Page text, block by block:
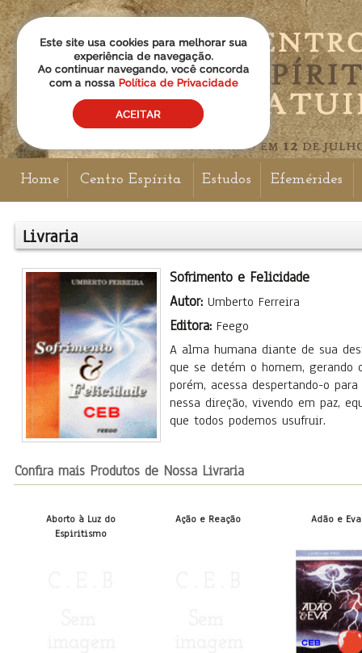
Home Centro Espírita Estudos Efemérides
Livraria
Sofrimento e Felicidade
Autor: Umberto Ferreira
Editora: Feego
A alma humana diante de sua
que se detém o homem, gerando
porém, acessa despertando-o
nessa direção, vivendo em paz,
que todos podemos usufruir.
Confira mais Produtos de Nossa Livraria
Aborto à Luz do
Espiritismo
Ação e Reação Adão e Eva